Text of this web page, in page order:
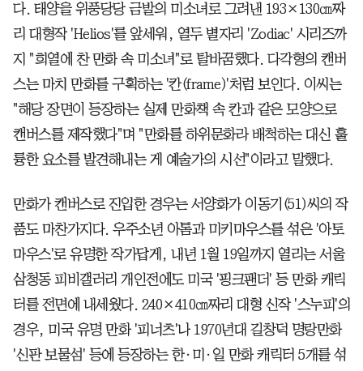
다. 태양을 위풍당당 금발의 미소녀로 그려낸 193×130㎝짜
리 대형작 'Helios'를 앞세워, 열두 별자리 'Zodiac' 시리즈까
지 "희열에 찬 만화 속 미소녀"로 탈바꿈했다. 다각형의 캔버
스는 마치 만화를 구획하는 '칸(frame)'처럼 보인다. 이씨는
"해당 장면이 등장하는 실제 만화책 속 칸과 같은 모양으로
캔버스를 제작했다"며 "만화를 하위문화라 배척하는 대신 훌
륭한 요소를 발견해내는 게 예술가의 시선"이라고 말했다.
만화가 캔버스로 진입한 경우는 서양화가 이동기(51)씨의 작
품도 마찬가지다. 우주소년 아톰과 미키마우스를 섞은 '아토
마우스'로 유명한 작가답게, 내년 1월 19일까지 열리는 서울
삼청동 피비갤러리 개인전에도 미국 '핑크팬더' 등 만화 캐릭
터를 전면에 내세웠다. 240×410㎝짜리 대형 신작 '스누피'의
경우, 미국 유명 만화 '피너츠'나 1970년대 길창덕 명랑만화
'신판 보물섬' 등에 등장하는 한·미·일 만화 캐릭터 5개를 섞